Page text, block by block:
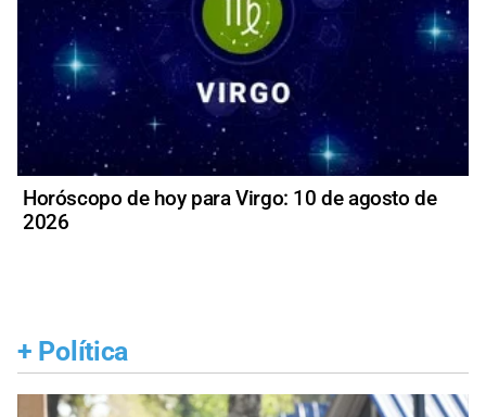
Horóscopo de hoy para Virgo: 10 de agosto de
2026
+ Política